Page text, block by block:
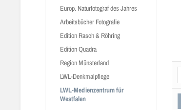
Europ. Naturfotograf des Jahres
Arbeitsbücher Fotografie
Edition Rasch & Röhring
Edition Quadra
Region Münsterland
LWL-Denkmalpflege
LWL-Medienzentrum für
Westfalen